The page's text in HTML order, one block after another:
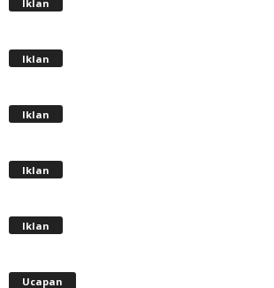
Iklan
Iklan
Iklan
Iklan
Iklan
Ucapan